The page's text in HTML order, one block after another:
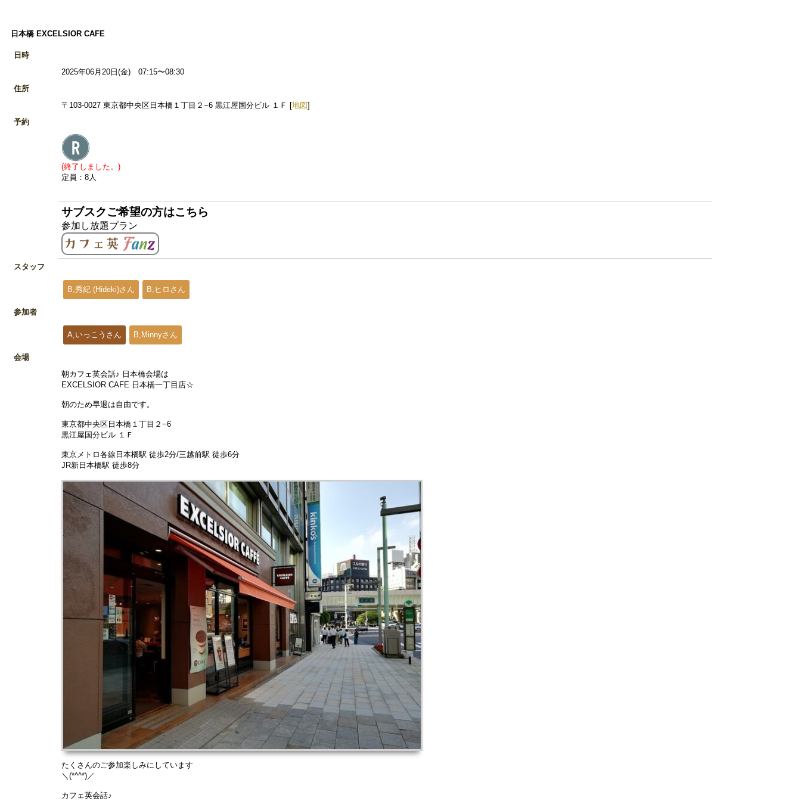
日本橋 EXCELSIOR CAFE
日時
2025年06月20日(金) 07:15〜08:30
住所
〒103-0027 東京都中央区日本橋１丁目２−6 黒江屋国分ビル １Ｆ [地図]
予約
(終了しました。)
定員：8人
サブスクご希望の方はこちら
参加し放題プラン
スタッフ
B,秀紀 (Hideki)さん B,ヒロさん
参加者
A,いっこうさん B,Minnyさん
会場
朝カフェ英会話♪ 日本橋会場は
EXCELSIOR CAFE 日本橋一丁目店☆
朝のため早退は自由です。
東京都中央区日本橋１丁目２−6
黒江屋国分ビル １Ｆ
東京メトロ各線日本橋駅 徒歩2分/三越前駅 徒歩6分
JR新日本橋駅 徒歩8分
たくさんのご参加楽しみにしています
＼(*^^*)／
カフェ英会話♪